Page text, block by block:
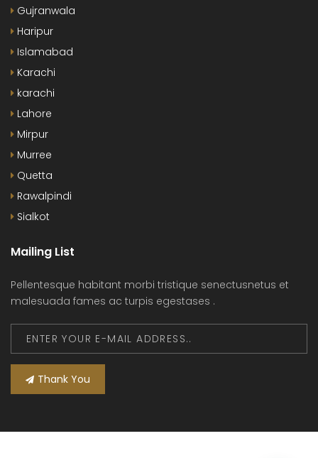
Gujranwala
Haripur
Islamabad
Karachi
karachi
Lahore
Mirpur
Murree
Quetta
Rawalpindi
Sialkot
Mailing List
Pellentesque habitant morbi tristique senectusnetus et
malesuada fames ac turpis egestases .
Thank You